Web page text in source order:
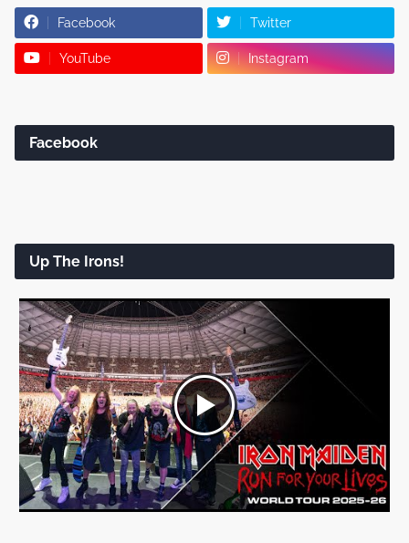
Facebook Twitter
YouTube Instagram
Facebook
Up The Irons!